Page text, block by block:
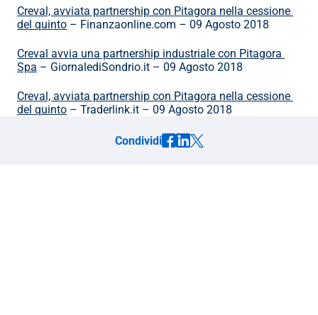
Creval, avviata partnership con Pitagora nella cessione
del quinto – Finanzaonline.com – 09 Agosto 2018
Creval avvia una partnership industriale con Pitagora
Spa – GiornalediSondrio.it – 09 Agosto 2018
Creval, avviata partnership con Pitagora nella cessione
del quinto – Traderlink.it – 09 Agosto 2018
Condividi